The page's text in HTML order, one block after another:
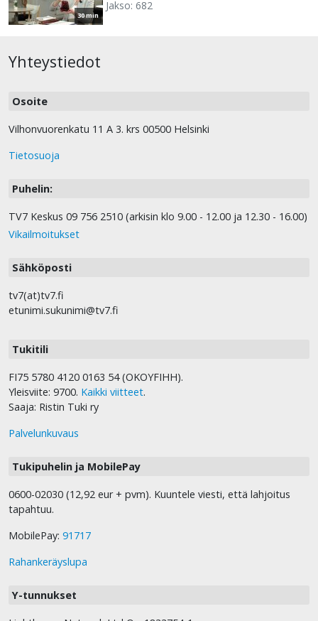
30 min
Jakso: 682
Yhteystiedot
Osoite
Vilhonvuorenkatu 11 A 3. krs 00500 Helsinki
Tietosuoja
Puhelin:
TV7 Keskus 09 756 2510 (arkisin klo 9.00 - 12.00 ja 12.30 - 16.00)
Vikailmoitukset
Sähköposti
tv7(at)tv7.fi
etunimi.sukunimi@tv7.fi
Tukitili
FI75 5780 4120 0163 54 (OKOYFIHH).
Yleisviite: 9700. Kaikki viitteet.
Saaja: Ristin Tuki ry
Palvelunkuvaus
Tukipuhelin ja MobilePay
0600-02030 (12,92 eur + pvm). Kuuntele viesti, että lahjoitus
tapahtuu.
MobilePay: 91717
Rahankeräyslupa
Y-tunnukset